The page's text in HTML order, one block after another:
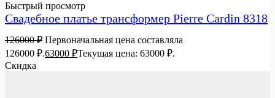
Быстрый просмотр
Свадебное платье трансформер Pierre Cardin 8318
126000₽ Первоначальная цена составляла
126000 ₽.63000 ₽Текущая цена: 63000 ₽.
Скидка